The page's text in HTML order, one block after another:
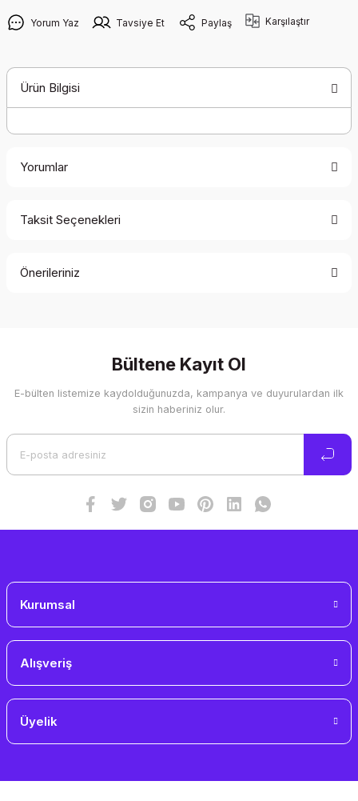
Yorum Yaz Tavsiye Et Paylaş Karşılaştır
Ürün Bilgisi
Yorumlar
Taksit Seçenekleri
Önerileriniz
Görüş ve önerileriniz için teşekkür ederiz.
Ürün resmi kalitesiz, bozuk veya görüntülenemiyor.
Bültene Kayıt Ol
E-bülten listemize kaydolduğunuzda, kampanya ve duyurulardan ilk
sizin haberiniz olur.
Kurumsal
Alışveriş
Üyelik